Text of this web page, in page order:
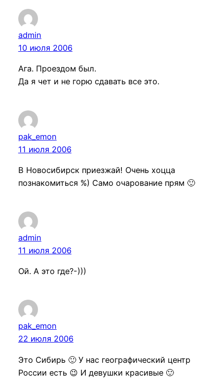
admin
10 июля 2006
Ага. Проездом был.
Да я чет и не горю сдавать все это.
pak_emon
11 июля 2006
В Новосибирск приезжай! Очень хоцца
познакомиться %) Само очарование прям 🙂
admin
11 июля 2006
Ой. А это где?-)))
pak_emon
22 июля 2006
Это Сибирь 🙂 У нас географический центр
России есть 😉 И девушки красивые 🙂